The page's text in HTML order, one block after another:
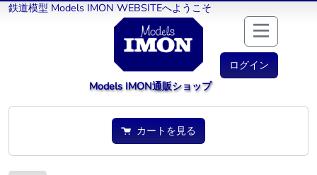
鉄道模型 Models IMON WEBSITEへようこそ
ログイン
Models IMON通販ショップ
カートを見る